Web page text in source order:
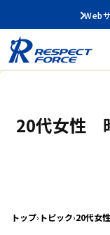
Web
20代女性
トップ› トピック›20代女